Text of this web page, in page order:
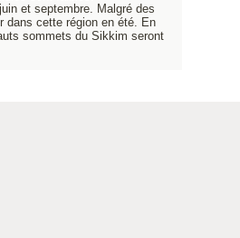
et septembre. Malgré des
dans cette région en été. En
sommets du Sikkim seront